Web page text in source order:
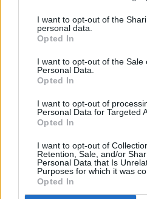
I want to opt-out of the
personal data.
Opted In
I want to opt-out of the Sale
Personal Data.
Opted In
I want to opt-out of
Personal Data for Targeted
Opted In
I want to opt-out of
Retention, Sale, and/or
Personal Data that Is
Purposes for which it was
Opted In
Til sjokoladekremen piskes
Pisk inn eggeplommene til en
inn kakao og vaniljesukkeret.